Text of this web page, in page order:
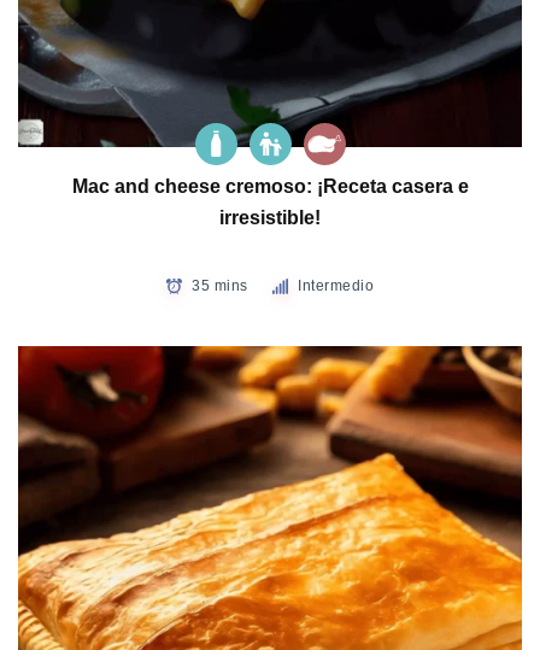
Mac and cheese cremoso: ¡Receta casera e
irresistible!
35 mins Intermedio